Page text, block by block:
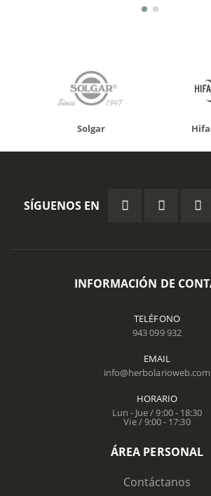
Solgar
SÍGUENOS EN
INFORMACIÓN DE
TELÉFONO
943 099 932
EMAIL
info@herbolarioweb.com
HORARIO
Lun - Jue / 9:00 - 18:30
Vie / 9:00 - 17:30
ÁREA PERSONAL
Contáctanos